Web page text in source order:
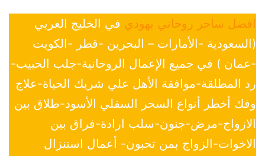
افضل ساحر روحاني يهودي في الخليج العربي
(السعودية -الأمارات – البحرين -قطر -الكويت
-عمان ) في جميع الإعمال الروحانية-جلب الحبيب-
رد المطلقة-موافقة الأهل علي شريك الحياة-علاج
وفك أخطر أنواع السحر السفلي الأسود-طلاق بين
الازواج-مرض-جنون-سلب ارادة-فراق بين
الاخوات-الزواج بمن تحبون- أعمال استنزال